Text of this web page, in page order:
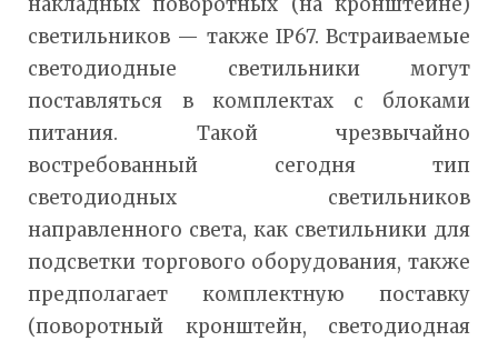
светильников — также IP67. Встраиваемые
светодиодные светильники могут
поставляться в комплектах с блоками
питания. Такой чрезвычайно
востребованный сегодня тип
светодиодных светильников
направленного света, как светильники для
подсветки торгового оборудования, также
предполагает комплектную поставку
(поворотный кронштейн, светодиодная